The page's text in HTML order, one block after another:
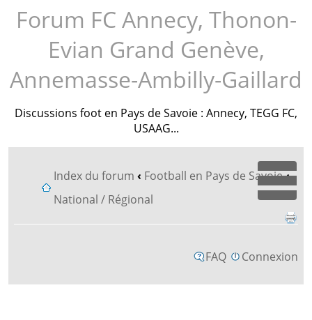
INSTAGRAM
Forum FC Annecy, Thonon-
Evian Grand Genève,
Annemasse-Ambilly-Gaillard
Discussions foot en Pays de Savoie : Annecy, TEGG FC,
USAAG...
Index du forum ‹ Football en Pays de Savoie‹
National / Régional
FAQ Connexion